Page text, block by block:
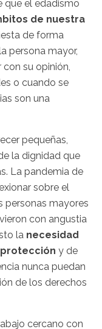
que el edadismo
de nuestra
de forma
persona mayor,
su opinión,
o cuando se
son una
pequeñas,
la dignidad que
La pandemia de
sobre el
personas mayores
con angustia
la necesidad
y de
nunca puedan
de los derechos
cercano con